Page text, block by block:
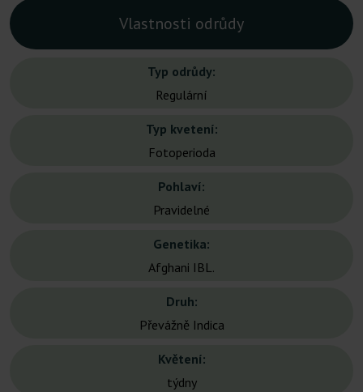
Vlastnosti odrůdy
Typ odrůdy:
Regulární
Typ kvetení:
Fotoperioda
Pohlaví:
Pravidelné
Genetika:
Afghani IBL.
Druh:
Převážně Indica
Květení:
týdny